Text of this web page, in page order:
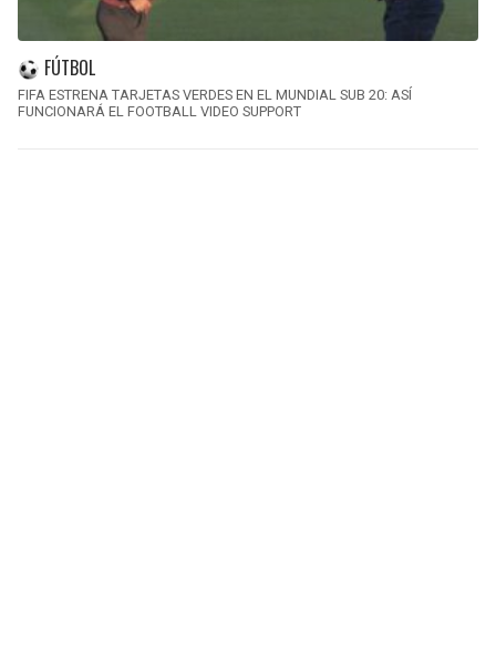
FÚTBOL
FIFA ESTRENA TARJETAS VERDES EN EL MUNDIAL SUB 20: ASÍ
FUNCIONARÁ EL FOOTBALL VIDEO SUPPORT